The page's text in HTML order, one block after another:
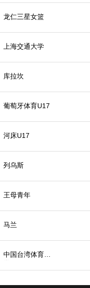
龙仁三星女篮
上海交通大学
库拉坎
葡萄牙体育U17
河床U17
列乌斯
王母青年
马兰
中国台湾体育大